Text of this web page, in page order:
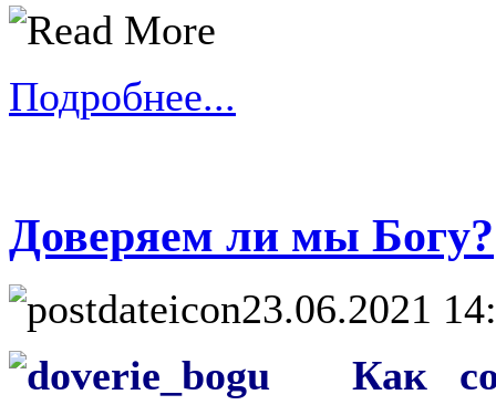
Подробнее...
Доверяем ли мы Богу?
23.06.2021
Как